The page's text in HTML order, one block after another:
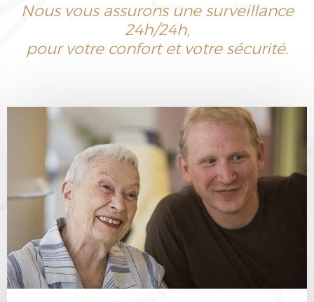
Nous vous assurons une surveillance
24h/24h,
pour votre confort et votre sécurité.